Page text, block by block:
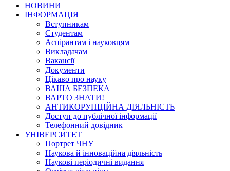
НОВИНИ
ІНФОРМАЦІЯ
Вступникам
Студентам
Аспірантам і науковцям
Викладачам
Вакансії
Документи
Цікаво про науку
ВАША БЕЗПЕКА
ВАРТО ЗНАТИ!
АНТИКОРУПЦІЙНА ДІЯЛЬНІСТЬ
Доступ до публічної інформації
Телефонний довідник
УНІВЕРСИТЕТ
Портрет ЧНУ
Наукова й інноваційна діяльність
Наукові періодичні видання